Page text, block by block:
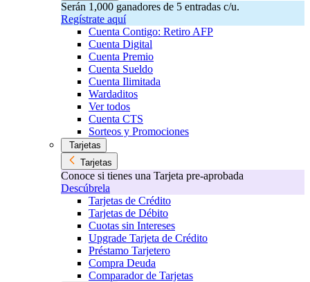
Serán 1,000 ganadores de 5 entradas c/u.
Regístrate aquí
Cuenta Contigo: Retiro AFP
Cuenta Digital
Cuenta Premio
Cuenta Sueldo
Cuenta Ilimitada
Wardaditos
Ver todos
Cuenta CTS
Sorteos y Promociones
Tarjetas
Tarjetas
Conoce si tienes una Tarjeta pre-aprobada
Descúbrela
Tarjetas de Crédito
Tarjetas de Débito
Cuotas sin Intereses
Upgrade Tarjeta de Crédito
Préstamo Tarjetero
Compra Deuda
Comparador de Tarjetas